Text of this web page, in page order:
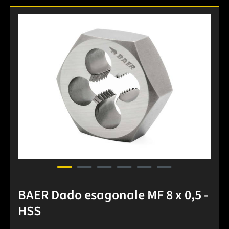
BAER Dado esagonale MF 8 x 0,5 -
HSS